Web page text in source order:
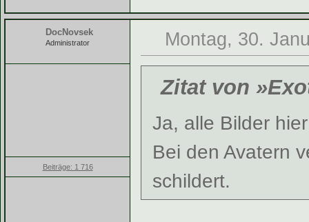
DocNovsek
Administrator
Beiträge: 1 716
Montag, 30.
Zitat von
Ja, alle Bilder
Bei den Avatern
schildert.